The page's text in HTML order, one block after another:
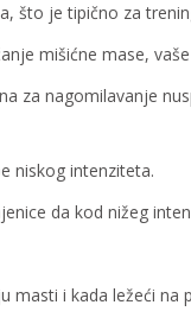
što je tipično za
mišićne mase,
za nagomilavanje
niskog intenziteta.
da kod nižeg
masti i kada ležeći na